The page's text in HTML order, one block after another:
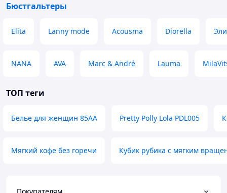
Бюстгальтеры
Elita Lanny mode Acousma Diorella
NANA AVA Marc & André Lauma
ТОП теги
Белье для женщин 85АА Pretty Polly Lola PDL005
Мягкий кофе без горечи Кубик рубика с мягким